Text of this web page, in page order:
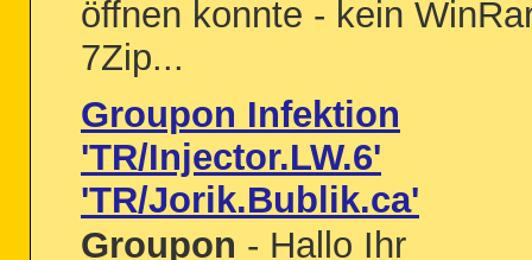
öffnen konnte - kein
7Zip...
Groupon Infektion
'TR/Injector.LW.6'
'TR/Jorik.Bublik.ca'
Groupon - Hallo Ihr